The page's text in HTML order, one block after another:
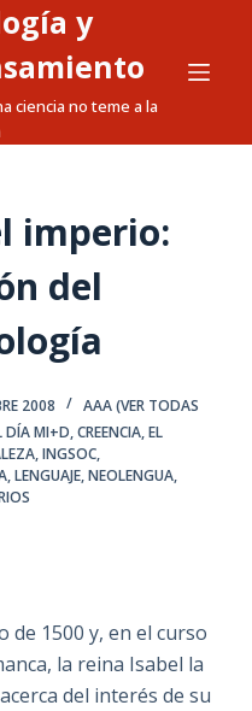
y
ciencia no teme a la
imperio:
del
2008
AAA (VER TODAS
DÍA MI+D,CREENCIA,EL
,INGSOC,
,LENGUAJE,NEOLENGUA,
de 1500 y, en el curso
la reina Isabel la
del interés de su